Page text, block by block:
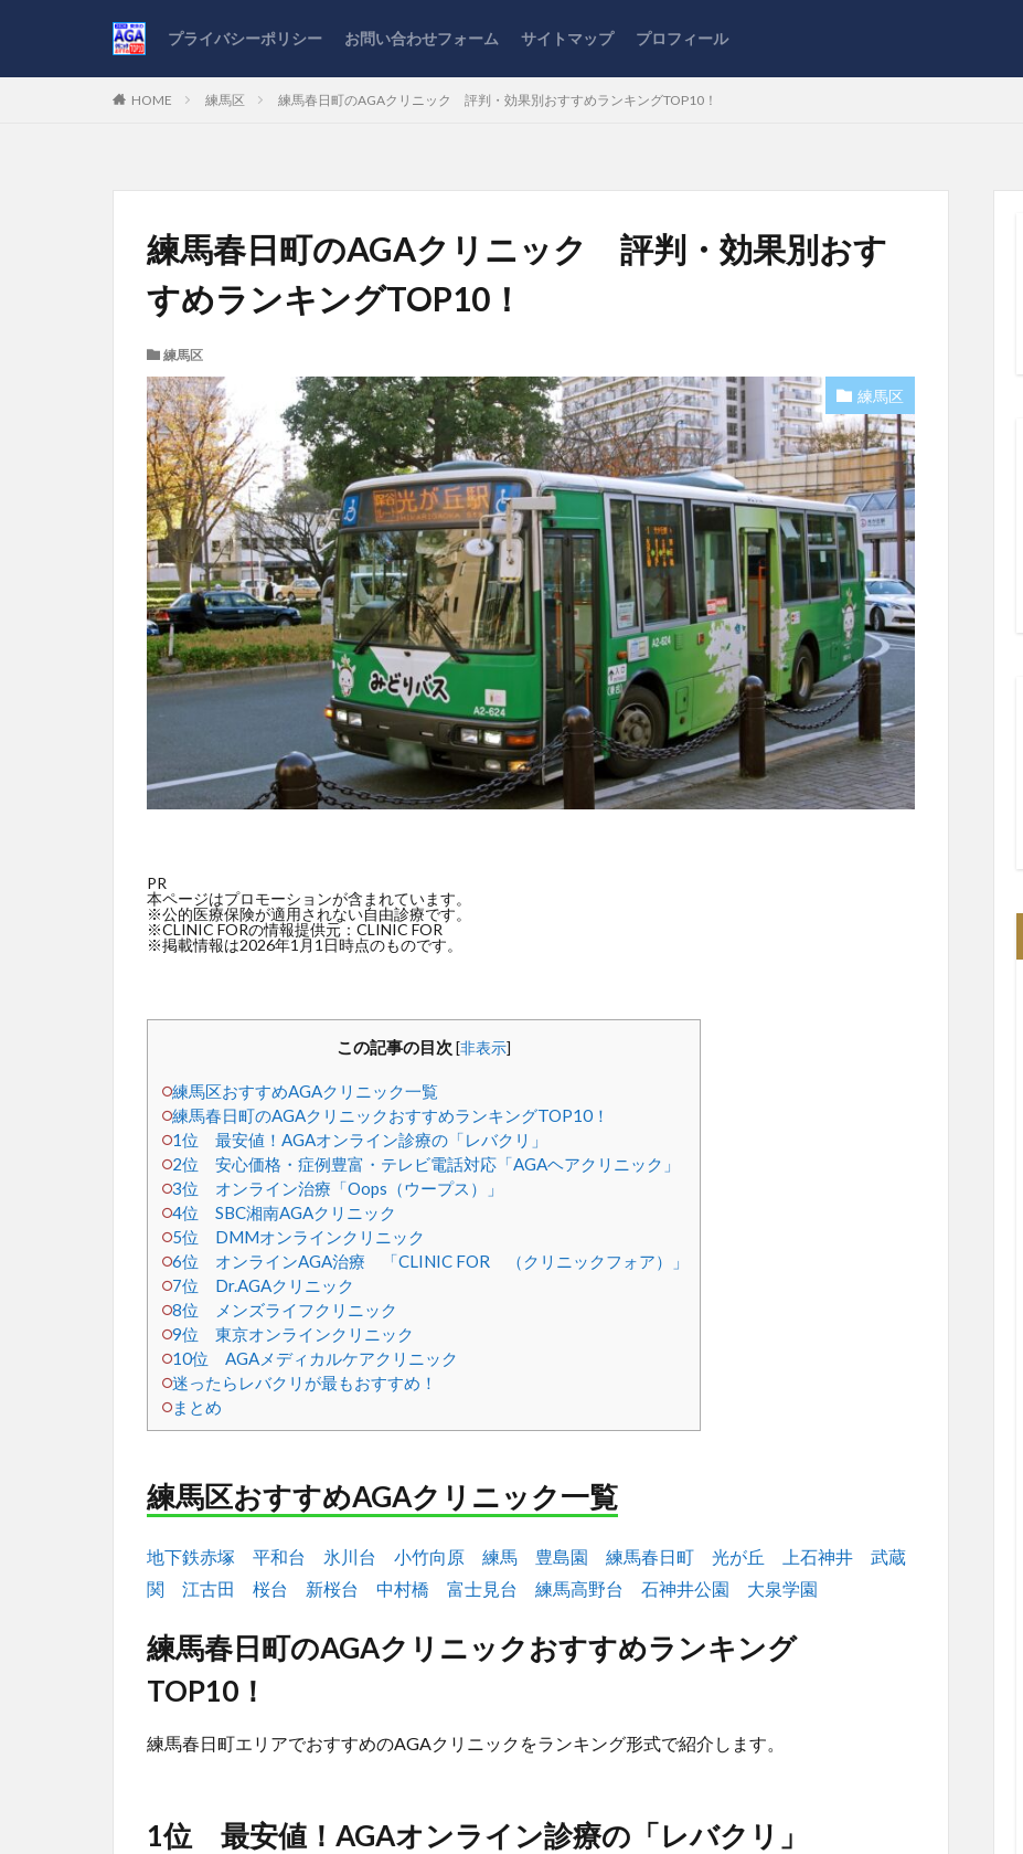
プライバシーポリシー お問い合わせフォーム サイトマップ プロフィール
HOME 練馬区 練馬春日町のAGAクリニック 評判・効果別おすすめランキングTOP10！
練馬春日町のAGAクリニック 評判・効果別おす
すめランキングTOP10！
練馬区
練馬区
PR
本ページはプロモーションが含まれています。
※公的医療保険が適用されない自由診療です。
※CLINIC FORの情報提供元：CLINIC FOR
※掲載情報は2026年1月1日時点のものです。
この記事の目次 [非表示]
練馬区おすすめAGAクリニック一覧
練馬春日町のAGAクリニックおすすめランキングTOP10！
1位 最安値！AGAオンライン診療の「レバクリ」
2位 安心価格・症例豊富・テレビ電話対応「AGAヘアクリニック」
3位 オンライン治療「Oops（ウープス）」
4位 SBC湘南AGAクリニック
5位 DMMオンラインクリニック
6位 オンラインAGA治療 「CLINIC FOR （クリニックフォア）」
7位 Dr.AGAクリニック
8位 メンズライフクリニック
9位 東京オンラインクリニック
10位 AGAメディカルケアクリニック
迷ったらレバクリが最もおすすめ！
まとめ
練馬区おすすめAGAクリニック一覧
地下鉄赤塚 平和台 氷川台 小竹向原 練馬 豊島園 練馬春日町 光が丘 上石神井
武蔵
関
江古田 桜台 新桜台 中村橋 富士見台 練馬高野台 石神井公園 大泉学園
練馬春日町のAGAクリニックおすすめランキング
TOP10！
練馬春日町エリアでおすすめのAGAクリニックをランキング形式で紹介します。
1位 最安値！AGAオンライン診療の「レバクリ」